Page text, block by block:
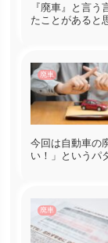
『廃車』と言
たことがあると
したら査定額
しまった…事故
廃車
今回は自動車の
い！」というパ
動車の廃車』に
車＝自動車をス
廃車